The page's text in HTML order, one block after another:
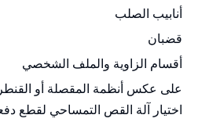
أنابيب الصلب
قضبان
أقسام الزاوية والملف الشخصي
على عكس أنظمة المقصلة أو
اختيار آلة القص التمساحي لقطع